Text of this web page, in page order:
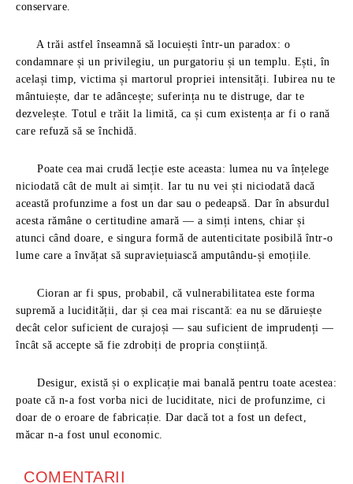
conservare.
A trăi astfel înseamnă să locuiești într-un paradox: o
condamnare și un privilegiu, un purgatoriu și un templu. Ești, în
același timp, victima și martorul propriei intensități. Iubirea nu te
mântuiește, dar te adâncește; suferința nu te distruge, dar te
dezvelește. Totul e trăit la limită, ca și cum existența ar fi o rană
care refuză să se închidă.
Poate cea mai crudă lecție este aceasta: lumea nu va înțelege
niciodată cât de mult ai simțit. Iar tu nu vei ști niciodată dacă
această profunzime a fost un dar sau o pedeapsă. Dar în absurdul
acesta rămâne o certitudine amară — a simți intens, chiar și
atunci când doare, e singura formă de autenticitate posibilă într-o
lume care a învățat să supraviețuiască amputându-și emoțiile.
Cioran ar fi spus, probabil, că vulnerabilitatea este forma
supremă a lucidității, dar și cea mai riscantă: ea nu se dăruiește
decât celor suficient de curajoși — sau suficient de imprudenți —
încât să accepte să fie zdrobiți de propria conștiință.
Desigur, există și o explicație mai banală pentru toate acestea:
poate că n-a fost vorba nici de luciditate, nici de profunzime, ci
doar de o eroare de fabricație. Dar dacă tot a fost un defect,
măcar n-a fost unul economic.
COMENTARII